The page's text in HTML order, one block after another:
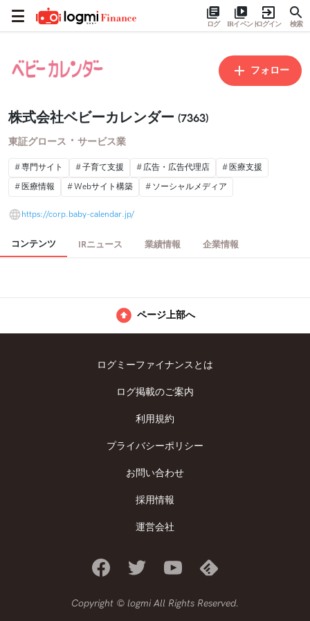
ログ IRイベントログイン 検索
フォロー
株式会社ベビーカレンダー (7363)
東証グロース ・ サービス業
専門サイト 子育て支援 広告・広告代理店
医療支援
医療情報
Webサイト構築 ソーシャルメディア
https://corp.baby-calendar.jp/
コンテンツ IRニュース 業績情報 企業情報
ページ上部へ
ログミーファイナンスとは
ログ掲載のご案内
利用規約
プライバシーポリシー
お問い合わせ
採用情報
運営会社
Copyright © logmi All Rights Reserved.